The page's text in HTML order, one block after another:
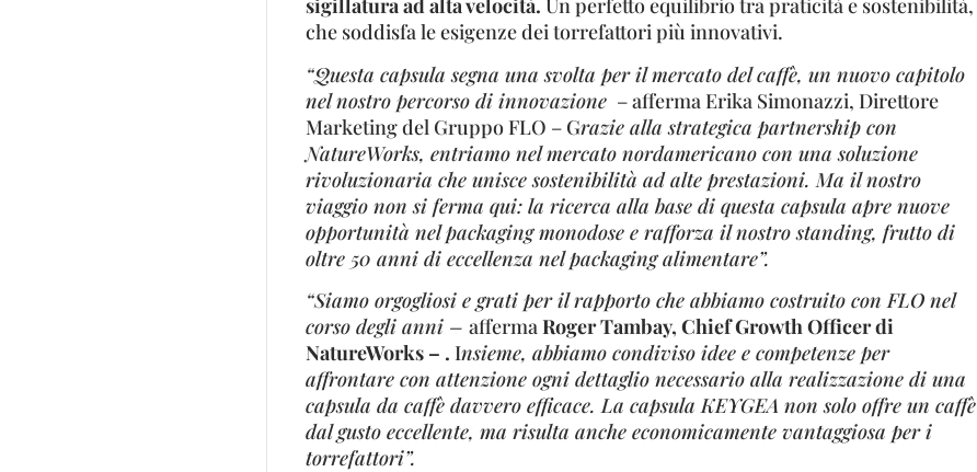
sigillatura ad alta velocità. Un perfetto equilibrio tra praticità e sostenibilità,
che soddisfa le esigenze dei torrefattori più innovativi.
“Questa capsula segna una svolta per il mercato del caffè, un nuovo capitolo
nel nostro percorso di innovazione – afferma Erika Simonazzi, Direttore
Marketing del Gruppo FLO – Grazie alla strategica partnership con
NatureWorks, entriamo nel mercato nordamericano con una soluzione
rivoluzionaria che unisce sostenibilità ad alte prestazioni. Ma il nostro
viaggio non si ferma qui: la ricerca alla base di questa capsula apre nuove
opportunità nel packaging monodose e rafforza il nostro standing, frutto di
oltre 50 anni di eccellenza nel packaging alimentare”.
“Siamo orgogliosi e grati per il rapporto che abbiamo costruito con FLO nel
corso degli anni – affermaRoger Tambay, Chief Growth Officer di
NatureWorks – . Insieme, abbiamo condiviso idee e competenze per
affrontare con attenzione ogni dettaglio necessario alla realizzazione di una
capsula da caffè davvero efficace. La capsula KEYGEA non solo offre un caffè
dal gusto eccellente, ma risulta anche economicamente vantaggiosa per i
torrefattori”.